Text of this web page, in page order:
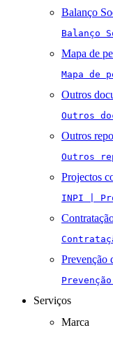
Balanço
Balanço
Mapa de
Mapa de
Outros
Outros
Outros
Outros
Projectos
INPI |
Prevenção
Serviços
Marca